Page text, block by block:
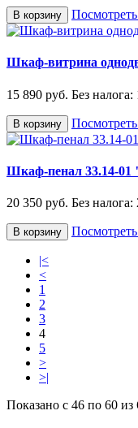
В корзину
Шкаф-витрина
15 890 руб. Без налога:
В корзину
Шкаф-пенал 33.14-
20 350 руб. Без налога:
В корзину
|<
<
1
2
3
4
5
>
>|
Показано с 46 по 60 из